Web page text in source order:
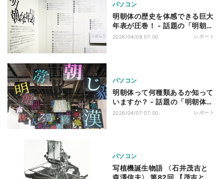
パソコン
明朝体の歴史を体感できる巨大
年表が圧巻！ - 話題の「明朝体
展」レポート（2）
2026/04/08 07:00 レポート
パソコン
明朝体って何種類あるか知って
いますか？ - 話題の「明朝体
展」レポート（1）
2026/04/07 07:00 レポート
パソコン
写植機誕生物語 〈石井茂吉と
森澤信夫〉 第82回 【茂吉と信